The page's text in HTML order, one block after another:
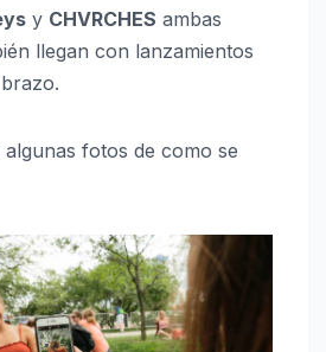
y CHVRCHES ambas
llegan con lanzamientos
algunas fotos de como se